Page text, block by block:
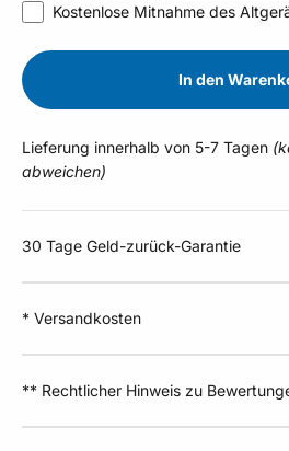
Kostenlose Mitnahme des
In den
Lieferung innerhalb von 5-7 Tagen
abweichen)
30 Tage Geld-zurück-Garantie
* Versandkosten
** Rechtlicher Hinweis zu